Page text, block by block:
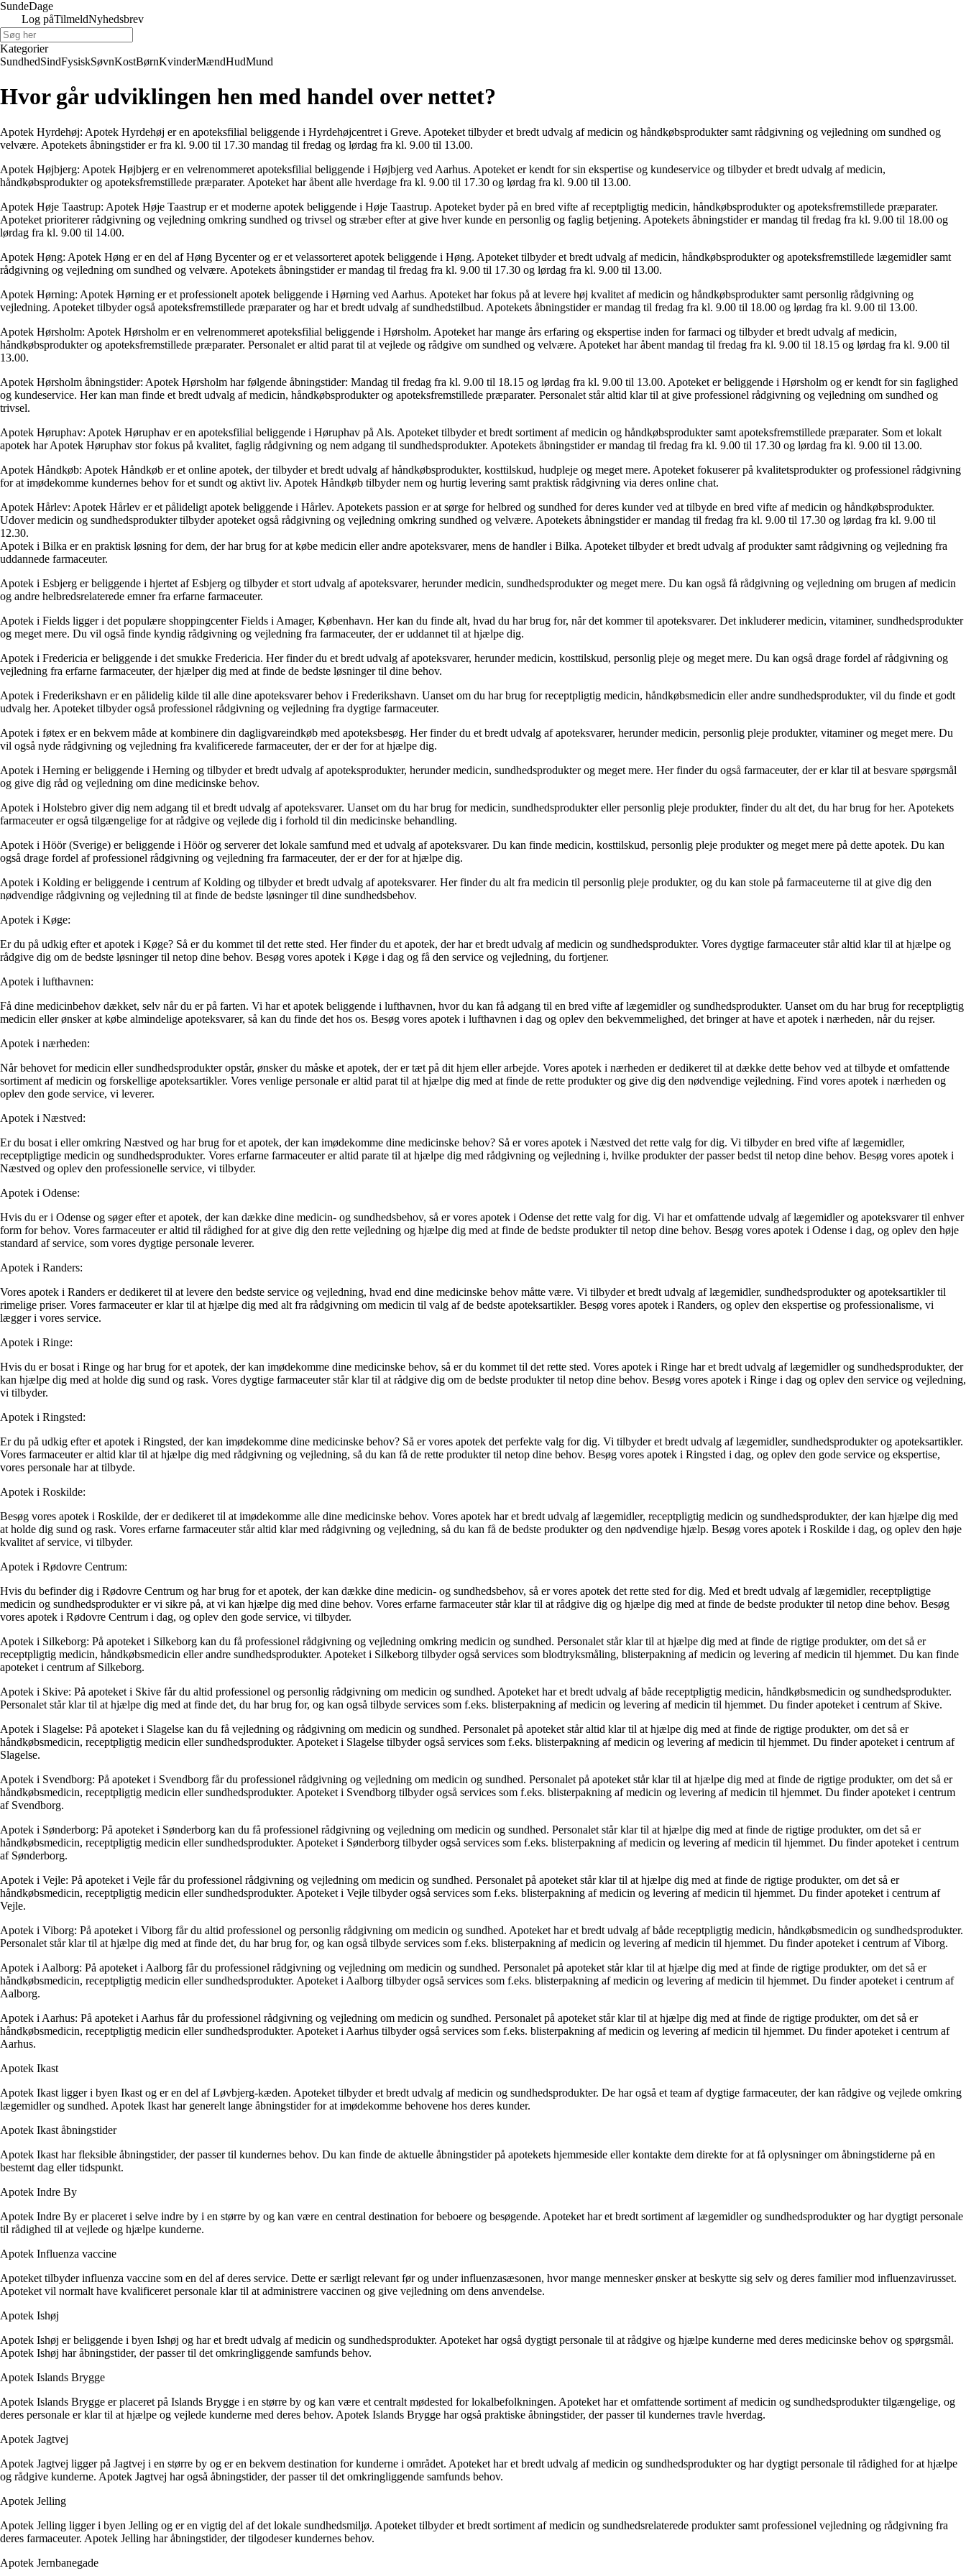
SundeDage
Log påTilmeldNyhedsbrev
Kategorier
SundhedSindFysiskSøvnKostBørnKvinderMændHudMund
Hvor går udviklingen hen med handel over nettet?
Apotek Hyrdehøj: Apotek Hyrdehøj er en apoteksfilial beliggende i Hyrdehøjcentret i Greve. Apoteket tilbyder et bredt udvalg af medicin og håndkøbsprodukter samt rådgivning og vejledning om sundhed og
velvære. Apotekets åbningstider er fra kl. 9.00 til 17.30 mandag til fredag og lørdag fra kl. 9.00 til 13.00.
Apotek Højbjerg: Apotek Højbjerg er en velrenommeret apoteksfilial beliggende i Højbjerg ved Aarhus. Apoteket er kendt for sin ekspertise og kundeservice og tilbyder et bredt udvalg af medicin,
håndkøbsprodukter og apoteksfremstillede præparater. Apoteket har åbent alle hverdage fra kl. 9.00 til 17.30 og lørdag fra kl. 9.00 til 13.00.
Apotek Høje Taastrup: Apotek Høje Taastrup er et moderne apotek beliggende i Høje Taastrup. Apoteket byder på en bred vifte af receptpligtig medicin, håndkøbsprodukter og apoteksfremstillede præparater.
Apoteket prioriterer rådgivning og vejledning omkring sundhed og trivsel og stræber efter at give hver kunde en personlig og faglig betjening. Apotekets åbningstider er mandag til fredag fra kl. 9.00 til 18.00 og
lørdag fra kl. 9.00 til 14.00.
Apotek Høng: Apotek Høng er en del af Høng Bycenter og er et velassorteret apotek beliggende i Høng. Apoteket tilbyder et bredt udvalg af medicin, håndkøbsprodukter og apoteksfremstillede lægemidler samt
rådgivning og vejledning om sundhed og velvære. Apotekets åbningstider er mandag til fredag fra kl. 9.00 til 17.30 og lørdag fra kl. 9.00 til 13.00.
Apotek Hørning: Apotek Hørning er et professionelt apotek beliggende i Hørning ved Aarhus. Apoteket har fokus på at levere høj kvalitet af medicin og håndkøbsprodukter samt personlig rådgivning og
vejledning. Apoteket tilbyder også apoteksfremstillede præparater og har et bredt udvalg af sundhedstilbud. Apotekets åbningstider er mandag til fredag fra kl. 9.00 til 18.00 og lørdag fra kl. 9.00 til 13.00.
Apotek Hørsholm: Apotek Hørsholm er en velrenommeret apoteksfilial beliggende i Hørsholm. Apoteket har mange års erfaring og ekspertise inden for farmaci og tilbyder et bredt udvalg af medicin,
håndkøbsprodukter og apoteksfremstillede præparater. Personalet er altid parat til at vejlede og rådgive om sundhed og velvære. Apoteket har åbent mandag til fredag fra kl. 9.00 til 18.15 og lørdag fra kl. 9.00 til
13.00.
Apotek Hørsholm åbningstider: Apotek Hørsholm har følgende åbningstider: Mandag til fredag fra kl. 9.00 til 18.15 og lørdag fra kl. 9.00 til 13.00. Apoteket er beliggende i Hørsholm og er kendt for sin faglighed
og kundeservice. Her kan man finde et bredt udvalg af medicin, håndkøbsprodukter og apoteksfremstillede præparater. Personalet står altid klar til at give professionel rådgivning og vejledning om sundhed og
trivsel.
Apotek Høruphav: Apotek Høruphav er en apoteksfilial beliggende i Høruphav på Als. Apoteket tilbyder et bredt sortiment af medicin og håndkøbsprodukter samt apoteksfremstillede præparater. Som et lokalt
apotek har Apotek Høruphav stor fokus på kvalitet, faglig rådgivning og nem adgang til sundhedsprodukter. Apotekets åbningstider er mandag til fredag fra kl. 9.00 til 17.30 og lørdag fra kl. 9.00 til 13.00.
Apotek Håndkøb: Apotek Håndkøb er et online apotek, der tilbyder et bredt udvalg af håndkøbsprodukter, kosttilskud, hudpleje og meget mere. Apoteket fokuserer på kvalitetsprodukter og professionel rådgivning
for at imødekomme kundernes behov for et sundt og aktivt liv. Apotek Håndkøb tilbyder nem og hurtig levering samt praktisk rådgivning via deres online chat.
Apotek Hårlev: Apotek Hårlev er et pålideligt apotek beliggende i Hårlev. Apotekets passion er at sørge for helbred og sundhed for deres kunder ved at tilbyde en bred vifte af medicin og håndkøbsprodukter.
Udover medicin og sundhedsprodukter tilbyder apoteket også rådgivning og vejledning omkring sundhed og velvære. Apotekets åbningstider er mandag til fredag fra kl. 9.00 til 17.30 og lørdag fra kl. 9.00 til
12.30.
Apotek i Bilka er en praktisk løsning for dem, der har brug for at købe medicin eller andre apoteksvarer, mens de handler i Bilka. Apoteket tilbyder et bredt udvalg af produkter samt rådgivning og vejledning fra
uddannede farmaceuter.
Apotek i Esbjerg er beliggende i hjertet af Esbjerg og tilbyder et stort udvalg af apoteksvarer, herunder medicin, sundhedsprodukter og meget mere. Du kan også få rådgivning og vejledning om brugen af ​​medicin
og andre helbredsrelaterede emner fra erfarne farmaceuter.
Apotek i Fields ligger i det populære shoppingcenter Fields i Amager, København. Her kan du finde alt, hvad du har brug for, når det kommer til apoteksvarer. Det inkluderer medicin, vitaminer, sundhedsprodukter
og meget mere. Du vil også finde kyndig rådgivning og vejledning fra farmaceuter, der er uddannet til at hjælpe dig.
Apotek i Fredericia er beliggende i det smukke Fredericia. Her finder du et bredt udvalg af apoteksvarer, herunder medicin, kosttilskud, personlig pleje og meget mere. Du kan også drage fordel af rådgivning og
vejledning fra erfarne farmaceuter, der hjælper dig med at finde de bedste løsninger til dine behov.
Apotek i Frederikshavn er en pålidelig kilde til alle dine apoteksvarer behov i Frederikshavn. Uanset om du har brug for receptpligtig medicin, håndkøbsmedicin eller andre sundhedsprodukter, vil du finde et godt
udvalg her. Apoteket tilbyder også professionel rådgivning og vejledning fra dygtige farmaceuter.
Apotek i føtex er en bekvem måde at kombinere din dagligvareindkøb med apoteksbesøg. Her finder du et bredt udvalg af apoteksvarer, herunder medicin, personlig pleje produkter, vitaminer og meget mere. Du
vil også nyde rådgivning og vejledning fra kvalificerede farmaceuter, der er der for at hjælpe dig.
Apotek i Herning er beliggende i Herning og tilbyder et bredt udvalg af apoteksprodukter, herunder medicin, sundhedsprodukter og meget mere. Her finder du også farmaceuter, der er klar til at besvare spørgsmål
og give dig råd og vejledning om dine medicinske behov.
Apotek i Holstebro giver dig nem adgang til et bredt udvalg af apoteksvarer. Uanset om du har brug for medicin, sundhedsprodukter eller personlig pleje produkter, finder du alt det, du har brug for her. Apotekets
farmaceuter er også tilgængelige for at rådgive og vejlede dig i forhold til din medicinske behandling.
Apotek i Höör (Sverige) er beliggende i Höör og serverer det lokale samfund med et udvalg af apoteksvarer. Du kan finde medicin, kosttilskud, personlig pleje produkter og meget mere på dette apotek. Du kan
også drage fordel af professionel rådgivning og vejledning fra farmaceuter, der er der for at hjælpe dig.
Apotek i Kolding er beliggende i centrum af Kolding og tilbyder et bredt udvalg af apoteksvarer. Her finder du alt fra medicin til personlig pleje produkter, og du kan stole på farmaceuterne til at give dig den
nødvendige rådgivning og vejledning til at finde de bedste løsninger til dine sundhedsbehov.
Apotek i Køge:
Er du på udkig efter et apotek i Køge? Så er du kommet til det rette sted. Her finder du et apotek, der har et bredt udvalg af medicin og sundhedsprodukter. Vores dygtige farmaceuter står altid klar til at hjælpe og
rådgive dig om de bedste løsninger til netop dine behov. Besøg vores apotek i Køge i dag og få den service og vejledning, du fortjener.
Apotek i lufthavnen:
Få dine medicinbehov dækket, selv når du er på farten. Vi har et apotek beliggende i lufthavnen, hvor du kan få adgang til en bred vifte af lægemidler og sundhedsprodukter. Uanset om du har brug for receptpligtig
medicin eller ønsker at købe almindelige apoteksvarer, så kan du finde det hos os. Besøg vores apotek i lufthavnen i dag og oplev den bekvemmelighed, det bringer at have et apotek i nærheden, når du rejser.
Apotek i nærheden:
Når behovet for medicin eller sundhedsprodukter opstår, ønsker du måske et apotek, der er tæt på dit hjem eller arbejde. Vores apotek i nærheden er dedikeret til at dække dette behov ved at tilbyde et omfattende
sortiment af medicin og forskellige apoteksartikler. Vores venlige personale er altid parat til at hjælpe dig med at finde de rette produkter og give dig den nødvendige vejledning. Find vores apotek i nærheden og
oplev den gode service, vi leverer.
Apotek i Næstved:
Er du bosat i eller omkring Næstved og har brug for et apotek, der kan imødekomme dine medicinske behov? Så er vores apotek i Næstved det rette valg for dig. Vi tilbyder en bred vifte af lægemidler,
receptpligtige medicin og sundhedsprodukter. Vores erfarne farmaceuter er altid parate til at hjælpe dig med rådgivning og vejledning i, hvilke produkter der passer bedst til netop dine behov. Besøg vores apotek i
Næstved og oplev den professionelle service, vi tilbyder.
Apotek i Odense:
Hvis du er i Odense og søger efter et apotek, der kan dække dine medicin- og sundhedsbehov, så er vores apotek i Odense det rette valg for dig. Vi har et omfattende udvalg af lægemidler og apoteksvarer til enhver
form for behov. Vores farmaceuter er altid til rådighed for at give dig den rette vejledning og hjælpe dig med at finde de bedste produkter til netop dine behov. Besøg vores apotek i Odense i dag, og oplev den høje
standard af service, som vores dygtige personale leverer.
Apotek i Randers:
Vores apotek i Randers er dedikeret til at levere den bedste service og vejledning, hvad end dine medicinske behov måtte være. Vi tilbyder et bredt udvalg af lægemidler, sundhedsprodukter og apoteksartikler til
rimelige priser. Vores farmaceuter er klar til at hjælpe dig med alt fra rådgivning om medicin til valg af de bedste apoteksartikler. Besøg vores apotek i Randers, og oplev den ekspertise og professionalisme, vi
lægger i vores service.
Apotek i Ringe:
Hvis du er bosat i Ringe og har brug for et apotek, der kan imødekomme dine medicinske behov, så er du kommet til det rette sted. Vores apotek i Ringe har et bredt udvalg af lægemidler og sundhedsprodukter, der
kan hjælpe dig med at holde dig sund og rask. Vores dygtige farmaceuter står klar til at rådgive dig om de bedste produkter til netop dine behov. Besøg vores apotek i Ringe i dag og oplev den service og vejledning,
vi tilbyder.
Apotek i Ringsted:
Er du på udkig efter et apotek i Ringsted, der kan imødekomme dine medicinske behov? Så er vores apotek det perfekte valg for dig. Vi tilbyder et bredt udvalg af lægemidler, sundhedsprodukter og apoteksartikler.
Vores farmaceuter er altid klar til at hjælpe dig med rådgivning og vejledning, så du kan få de rette produkter til netop dine behov. Besøg vores apotek i Ringsted i dag, og oplev den gode service og ekspertise,
vores personale har at tilbyde.
Apotek i Roskilde:
Besøg vores apotek i Roskilde, der er dedikeret til at imødekomme alle dine medicinske behov. Vores apotek har et bredt udvalg af lægemidler, receptpligtig medicin og sundhedsprodukter, der kan hjælpe dig med
at holde dig sund og rask. Vores erfarne farmaceuter står altid klar med rådgivning og vejledning, så du kan få de bedste produkter og den nødvendige hjælp. Besøg vores apotek i Roskilde i dag, og oplev den høje
kvalitet af service, vi tilbyder.
Apotek i Rødovre Centrum:
Hvis du befinder dig i Rødovre Centrum og har brug for et apotek, der kan dække dine medicin- og sundhedsbehov, så er vores apotek det rette sted for dig. Med et bredt udvalg af lægemidler, receptpligtige
medicin og sundhedsprodukter er vi sikre på, at vi kan hjælpe dig med dine behov. Vores erfarne farmaceuter står klar til at rådgive dig og hjælpe dig med at finde de bedste produkter til netop dine behov. Besøg
vores apotek i Rødovre Centrum i dag, og oplev den gode service, vi tilbyder.
Apotek i Silkeborg: På apoteket i Silkeborg kan du få professionel rådgivning og vejledning omkring medicin og sundhed. Personalet står klar til at hjælpe dig med at finde de rigtige produkter, om det så er
receptpligtig medicin, håndkøbsmedicin eller andre sundhedsprodukter. Apoteket i Silkeborg tilbyder også services som blodtryksmåling, blisterpakning af medicin og levering af medicin til hjemmet. Du kan finde
apoteket i centrum af Silkeborg.
Apotek i Skive: På apoteket i Skive får du altid professionel og personlig rådgivning om medicin og sundhed. Apoteket har et bredt udvalg af både receptpligtig medicin, håndkøbsmedicin og sundhedsprodukter.
Personalet står klar til at hjælpe dig med at finde det, du har brug for, og kan også tilbyde services som f.eks. blisterpakning af medicin og levering af medicin til hjemmet. Du finder apoteket i centrum af Skive.
Apotek i Slagelse: På apoteket i Slagelse kan du få vejledning og rådgivning om medicin og sundhed. Personalet på apoteket står altid klar til at hjælpe dig med at finde de rigtige produkter, om det så er
håndkøbsmedicin, receptpligtig medicin eller sundhedsprodukter. Apoteket i Slagelse tilbyder også services som f.eks. blisterpakning af medicin og levering af medicin til hjemmet. Du finder apoteket i centrum af
Slagelse.
Apotek i Svendborg: På apoteket i Svendborg får du professionel rådgivning og vejledning om medicin og sundhed. Personalet på apoteket står klar til at hjælpe dig med at finde de rigtige produkter, om det så er
håndkøbsmedicin, receptpligtig medicin eller sundhedsprodukter. Apoteket i Svendborg tilbyder også services som f.eks. blisterpakning af medicin og levering af medicin til hjemmet. Du finder apoteket i centrum
af Svendborg.
Apotek i Sønderborg: På apoteket i Sønderborg kan du få professionel rådgivning og vejledning om medicin og sundhed. Personalet står klar til at hjælpe dig med at finde de rigtige produkter, om det så er
håndkøbsmedicin, receptpligtig medicin eller sundhedsprodukter. Apoteket i Sønderborg tilbyder også services som f.eks. blisterpakning af medicin og levering af medicin til hjemmet. Du finder apoteket i centrum
af Sønderborg.
Apotek i Vejle: På apoteket i Vejle får du professionel rådgivning og vejledning om medicin og sundhed. Personalet på apoteket står klar til at hjælpe dig med at finde de rigtige produkter, om det så er
håndkøbsmedicin, receptpligtig medicin eller sundhedsprodukter. Apoteket i Vejle tilbyder også services som f.eks. blisterpakning af medicin og levering af medicin til hjemmet. Du finder apoteket i centrum af
Vejle.
Apotek i Viborg: På apoteket i Viborg får du altid professionel og personlig rådgivning om medicin og sundhed. Apoteket har et bredt udvalg af både receptpligtig medicin, håndkøbsmedicin og sundhedsprodukter.
Personalet står klar til at hjælpe dig med at finde det, du har brug for, og kan også tilbyde services som f.eks. blisterpakning af medicin og levering af medicin til hjemmet. Du finder apoteket i centrum af Viborg.
Apotek i Aalborg: På apoteket i Aalborg får du professionel rådgivning og vejledning om medicin og sundhed. Personalet på apoteket står klar til at hjælpe dig med at finde de rigtige produkter, om det så er
håndkøbsmedicin, receptpligtig medicin eller sundhedsprodukter. Apoteket i Aalborg tilbyder også services som f.eks. blisterpakning af medicin og levering af medicin til hjemmet. Du finder apoteket i centrum af
Aalborg.
Apotek i Aarhus: På apoteket i Aarhus får du professionel rådgivning og vejledning om medicin og sundhed. Personalet på apoteket står klar til at hjælpe dig med at finde de rigtige produkter, om det så er
håndkøbsmedicin, receptpligtig medicin eller sundhedsprodukter. Apoteket i Aarhus tilbyder også services som f.eks. blisterpakning af medicin og levering af medicin til hjemmet. Du finder apoteket i centrum af
Aarhus.
Apotek Ikast
Apotek Ikast ligger i byen Ikast og er en del af Løvbjerg-kæden. Apoteket tilbyder et bredt udvalg af medicin og sundhedsprodukter. De har også et team af dygtige farmaceuter, der kan rådgive og vejlede omkring
lægemidler og sundhed. Apotek Ikast har generelt lange åbningstider for at imødekomme behovene hos deres kunder.
Apotek Ikast åbningstider
Apotek Ikast har fleksible åbningstider, der passer til kundernes behov. Du kan finde de aktuelle åbningstider på apotekets hjemmeside eller kontakte dem direkte for at få oplysninger om åbningstiderne på en
bestemt dag eller tidspunkt.
Apotek Indre By
Apotek Indre By er placeret i selve indre by i en større by og kan være en central destination for beboere og besøgende. Apoteket har et bredt sortiment af lægemidler og sundhedsprodukter og har dygtigt personale
til rådighed til at vejlede og hjælpe kunderne.
Apotek Influenza vaccine
Apoteket tilbyder influenza vaccine som en del af deres service. Dette er særligt relevant før og under influenzasæsonen, hvor mange mennesker ønsker at beskytte sig selv og deres familier mod influenzavirusset.
Apoteket vil normalt have kvalificeret personale klar til at administrere vaccinen og give vejledning om dens anvendelse.
Apotek Ishøj
Apotek Ishøj er beliggende i byen Ishøj og har et bredt udvalg af medicin og sundhedsprodukter. Apoteket har også dygtigt personale til at rådgive og hjælpe kunderne med deres medicinske behov og spørgsmål.
Apotek Ishøj har åbningstider, der passer til det omkringliggende samfunds behov.
Apotek Islands Brygge
Apotek Islands Brygge er placeret på Islands Brygge i en større by og kan være et centralt mødested for lokalbefolkningen. Apoteket har et omfattende sortiment af medicin og sundhedsprodukter tilgængelige, og
deres personale er klar til at hjælpe og vejlede kunderne med deres behov. Apotek Islands Brygge har også praktiske åbningstider, der passer til kundernes travle hverdag.
Apotek Jagtvej
Apotek Jagtvej ligger på Jagtvej i en større by og er en bekvem destination for kunderne i området. Apoteket har et bredt udvalg af medicin og sundhedsprodukter og har dygtigt personale til rådighed for at hjælpe
og rådgive kunderne. Apotek Jagtvej har også åbningstider, der passer til det omkringliggende samfunds behov.
Apotek Jelling
Apotek Jelling ligger i byen Jelling og er en vigtig del af det lokale sundhedsmiljø. Apoteket tilbyder et bredt sortiment af medicin og sundhedsrelaterede produkter samt professionel vejledning og rådgivning fra
deres farmaceuter. Apotek Jelling har åbningstider, der tilgodeser kundernes behov.
Apotek Jernbanegade